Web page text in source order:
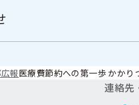
広報医療費節約への第一歩 かかり
連絡先